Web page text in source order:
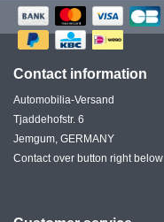
Contact information
Automobilia-Versand
Tjaddehofstr. 6
Jemgum, GERMANY
Contact over button right below